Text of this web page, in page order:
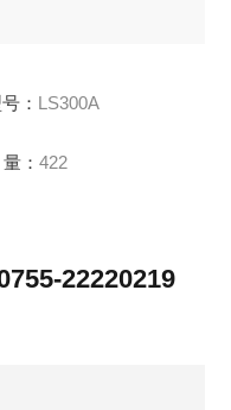
： LS300A
： 422
22220219